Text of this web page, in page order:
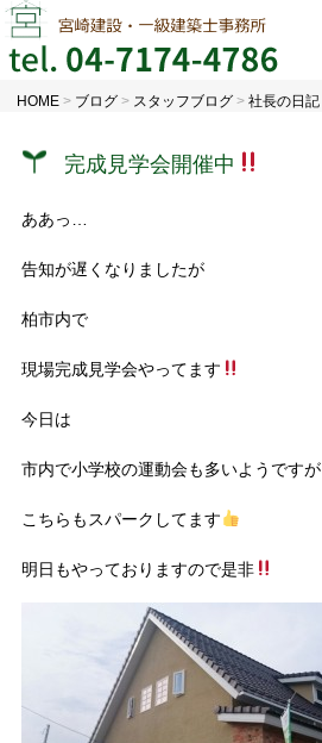
HOME > ブログ > スタッフブログ >社長の日記
完成見学会開催中
ああっ…
告知が遅くなりましたが
柏市内で
現場完成見学会やってます
今日は
市内で小学校の運動会も多いようですが
こちらもスパークしてます
明日もやっておりますので是非